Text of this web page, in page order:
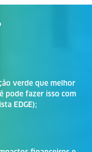
verde que melhor
pode fazer isso com
EDGE);